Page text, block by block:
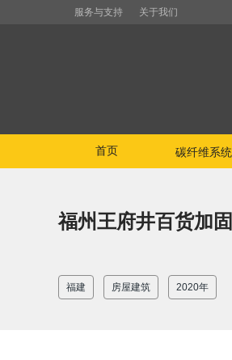
服务与支持 关于我们
首页 碳纤维系统
福州王府井百货加
福建 房屋建筑 2020年